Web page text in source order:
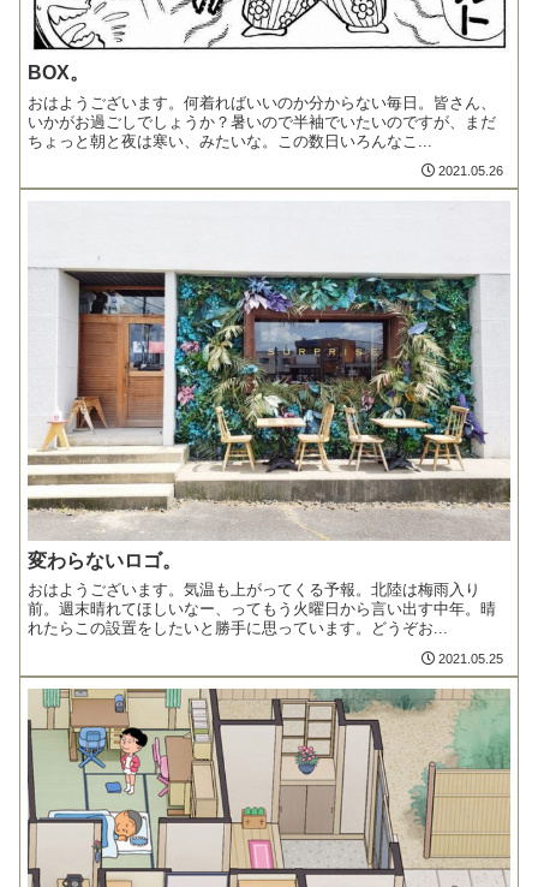
BOX。
おはようございます。何着ればいいのか分からない毎日。皆さん、
いかがお過ごしでしょうか？暑いので半袖でいたいのですが、まだ
ちょっと朝と夜は寒い、みたいな。この数日いろんなこ...
2021.05.26
変わらないロゴ。
おはようございます。気温も上がってくる予報。北陸は梅雨入り
前。週末晴れてほしいなー、ってもう火曜日から言い出す中年。晴
れたらこの設置をしたいと勝手に思っています。どうぞお...
2021.05.25